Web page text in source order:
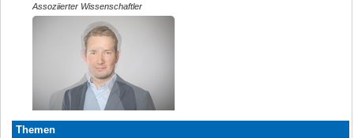
Assoziierter Wissenschaftler
Assoziierter Wissenschaftler
Themen